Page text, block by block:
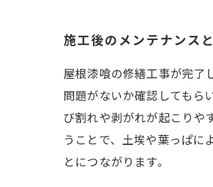
施工後のメンテナンス
屋根漆喰の修繕工事が完了
問題がないか確認してもら
び割れや剥がれが起こりや
うことで、土埃や葉っぱに
とにつながります。